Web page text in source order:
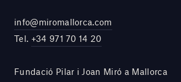
info@miromallorca.com
Tel. +34 971 70 14 20
Fundació Pilar i Joan Miró a Mallorca